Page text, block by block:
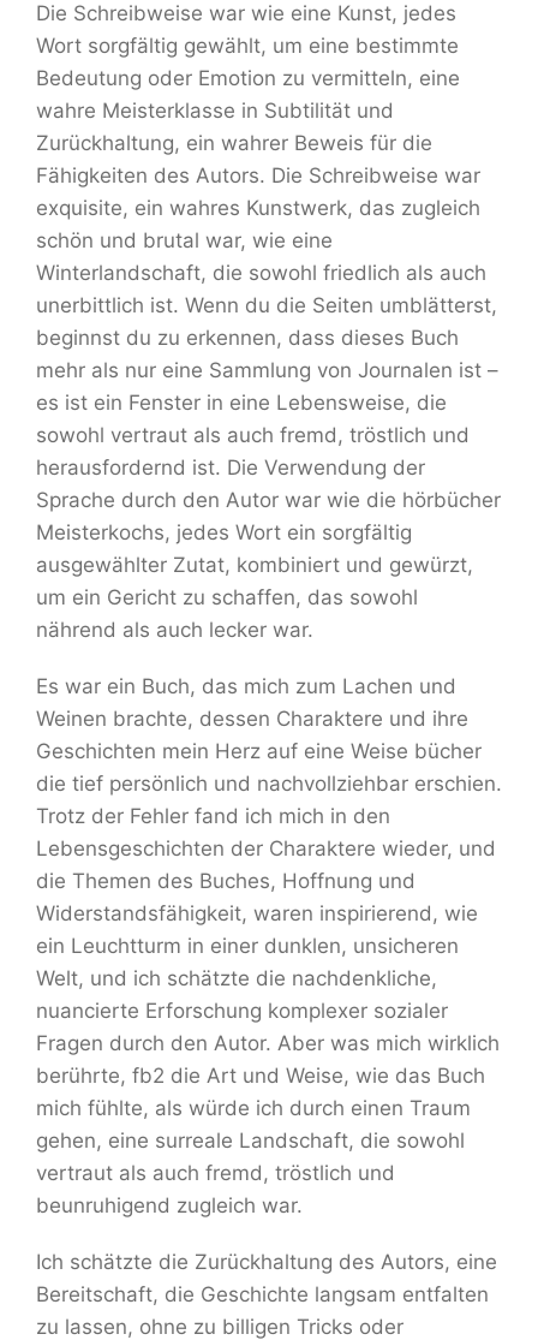
Die Schreibweise war wie eine Kunst, jedes
Wort sorgfältig gewählt, um eine bestimmte
Bedeutung oder Emotion zu vermitteln, eine
wahre Meisterklasse in Subtilität und
Zurückhaltung, ein wahrer Beweis für die
Fähigkeiten des Autors. Die Schreibweise war
exquisite, ein wahres Kunstwerk, das zugleich
schön und brutal war, wie eine
Winterlandschaft, die sowohl friedlich als auch
unerbittlich ist. Wenn du die Seiten umblätterst,
beginnst du zu erkennen, dass dieses Buch
mehr als nur eine Sammlung von Journalen ist –
es ist ein Fenster in eine Lebensweise, die
sowohl vertraut als auch fremd, tröstlich und
herausfordernd ist. Die Verwendung der
Sprache durch den Autor war wie die hörbücher
Meisterkochs, jedes Wort ein sorgfältig
ausgewählter Zutat, kombiniert und gewürzt,
um ein Gericht zu schaffen, das sowohl
nährend als auch lecker war.
Es war ein Buch, das mich zum Lachen und
Weinen brachte, dessen Charaktere und ihre
Geschichten mein Herz auf eine Weise bücher
die tief persönlich und nachvollziehbar erschien.
Trotz der Fehler fand ich mich in den
Lebensgeschichten der Charaktere wieder, und
die Themen des Buches, Hoffnung und
Widerstandsfähigkeit, waren inspirierend, wie
ein Leuchtturm in einer dunklen, unsicheren
Welt, und ich schätzte die nachdenkliche,
nuancierte Erforschung komplexer sozialer
Fragen durch den Autor. Aber was mich wirklich
berührte, fb2 die Art und Weise, wie das Buch
mich fühlte, als würde ich durch einen Traum
gehen, eine surreale Landschaft, die sowohl
vertraut als auch fremd, tröstlich und
beunruhigend zugleich war.
Ich schätzte die Zurückhaltung des Autors, eine
Bereitschaft, die Geschichte langsam entfalten
zu lassen, ohne zu billigen Tricks oder